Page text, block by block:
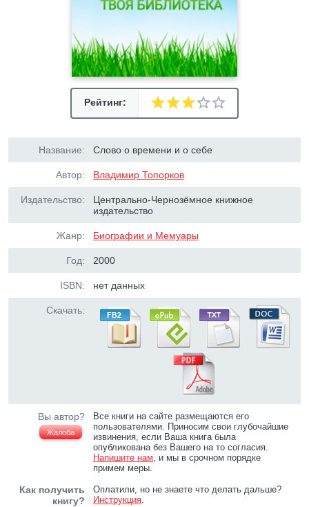
Рейтинг:
Название: Слово о времени и о себе
Автор: Владимир Топорков
Издательство:
Центрально-Чернозёмное книжное
издательство
Жанр: Биографии и Мемуары
Год: 2000
ISBN: нет данных
Скачать:
Вы автор?
Жалоба
Все книги на сайте размещаются его
пользователями. Приносим свои глубочайшие
извинения, если Ваша книга была
опубликована без Вашего на то согласия.
Напишите нам, и мы в срочном порядке
примем меры.
Как получить
книгу?
Оплатили, но не знаете что делать дальше?
Инструкция.